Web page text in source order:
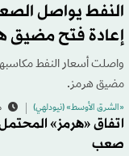
النفط يواصل
إعادة فتح مضيق
واصلت أسعار النفط
مضيق هرمز.
«الشرق الأوسط» (نيودلهي)
اتفاق «هرمز»
صعب